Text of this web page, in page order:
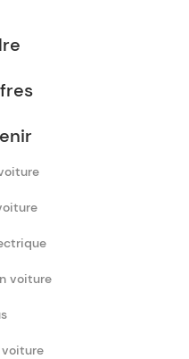
voiture